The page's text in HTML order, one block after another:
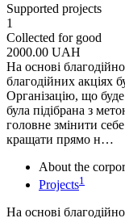
Supported projects
1
Collected for good
2000.00 UAH
На основі
благодійних акціях
Організацію, що
була підібрана з
головне змінити
кращати прямо н…
About the
Projects1
На основі